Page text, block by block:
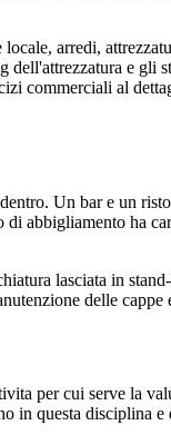
arredi,
e gli
commerciali al
Un bar e un
abbigliamento ha
lasciata in
delle
per cui serve la
in questa disciplina